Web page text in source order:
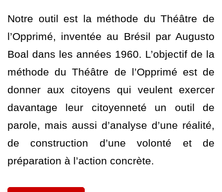
Notre outil est la méthode du Théâtre de
l’Opprimé, inventée au Brésil par Augusto
Boal dans les années 1960. L’objectif de la
méthode du Théâtre de l’Opprimé est de
donner aux citoyens qui veulent exercer
davantage leur citoyenneté un outil de
parole, mais aussi d’analyse d’une réalité,
de construction d’une volonté et de
préparation à l’action concrète.